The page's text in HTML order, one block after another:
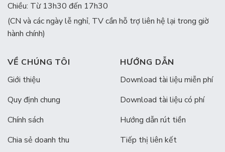
Chiều: Từ 13h30 đến 17h30
(CN và các ngày lễ nghỉ, TV cần hỗ trợ liên hệ lại trong giờ
hành chính)
VỀ CHÚNG TÔI
Giới thiệu
Quy định chung
Chính sách
Chia sẻ doanh thu
HƯỚNG DẪN
Download tài liệu miễn phí
Download tài liệu có phí
Hướng dẫn rút tiền
Tiếp thị liên kết